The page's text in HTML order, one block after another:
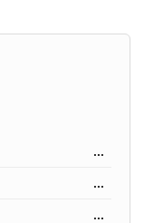
...
...
...